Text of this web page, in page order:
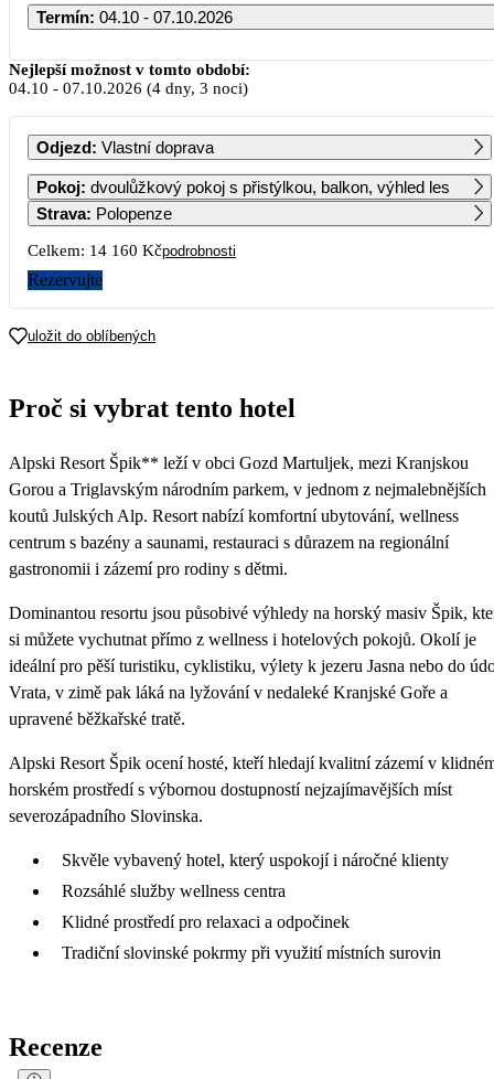
Termín: 04.10 - 07.10.2026
Říjen 2026
PO ÚT ST ČT PÁ SO NE
1 2 3 4
7 080
5
7 080
6
7 080
7 8 9 10 11
7 080 7 080 7 080
19
26
7 950
27 28 29
Nejlepší možnost v tomto období:
04.10 - 07.10.2026 (4 dny, 3 noci)
Odjezd: Vlastní doprava
Pokoj: dvoulůžkový pokoj s přistýlkou, balkon, výhled les
Strava: Polopenze
Celkem: 14 160 Kčpodrobnosti
Rezervujte
uložit do oblíbených
Proč si vybrat tento hotel
Alpski Resort Špik** leží v obci Gozd Martuljek, mezi Kranjskou
Gorou a Triglavským národním parkem, v jednom z nejmalebnějších
koutů Julských Alp. Resort nabízí komfortní ubytování, wellness
centrum s bazény a saunami, restauraci s důrazem na regionální
gastronomii i zázemí pro rodiny s dětmi.
Dominantou resortu jsou působivé výhledy na horský masiv Špik,
si můžete vychutnat přímo z wellness i hotelových pokojů. Okolí je
ideální pro pěší turistiku, cyklistiku, výlety k jezeru Jasna nebo do
Vrata, v zimě pak láká na lyžování v nedaleké Kranjské Goře a
upravené běžkařské tratě.
Alpski Resort Špik ocení hosté, kteří hledají kvalitní zázemí v
horském prostředí s výbornou dostupností nejzajímavějších míst
severozápadního Slovinska.
Skvěle vybavený hotel, který uspokojí i náročné klienty
Rozsáhlé služby wellness centra
Klidné prostředí pro relaxaci a odpočinek
Tradiční slovinské pokrmy při využití místních surovin
Recenze